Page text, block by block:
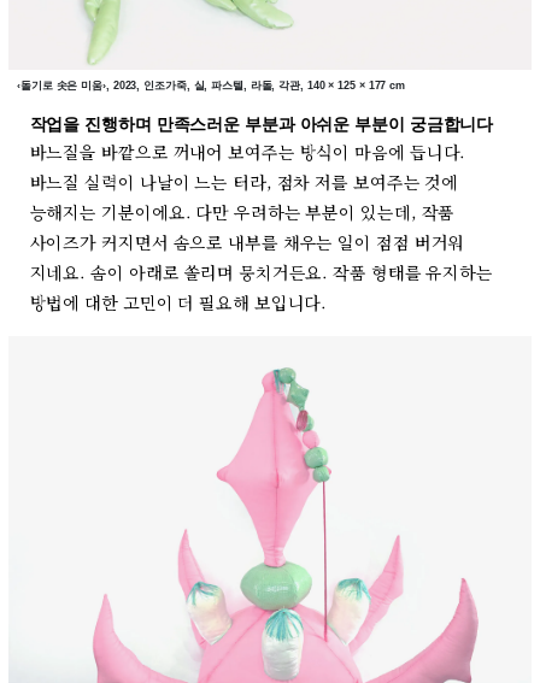
‹돌기로 솟은 미움›, 2023, 인조가죽, 실, 파스텔, 라돌, 각관, 140 × 125 × 177 cm
작업을 진행하며 만족스러운 부분과 아쉬운 부분이 궁금합니다
바느질을 바깥으로 꺼내어 보여주는 방식이 마음에 듭니다.
바느질 실력이 나날이 느는 터라, 점차 저를 보여주는 것에
능해지는 기분이에요. 다만 우려하는 부분이 있는데, 작품
사이즈가 커지면서 솜으로 내부를 채우는 일이 점점 버거워
지네요. 솜이 아래로 쏠리며 뭉치거든요. 작품 형태를 유지하는
방법에 대한 고민이 더 필요해 보입니다.